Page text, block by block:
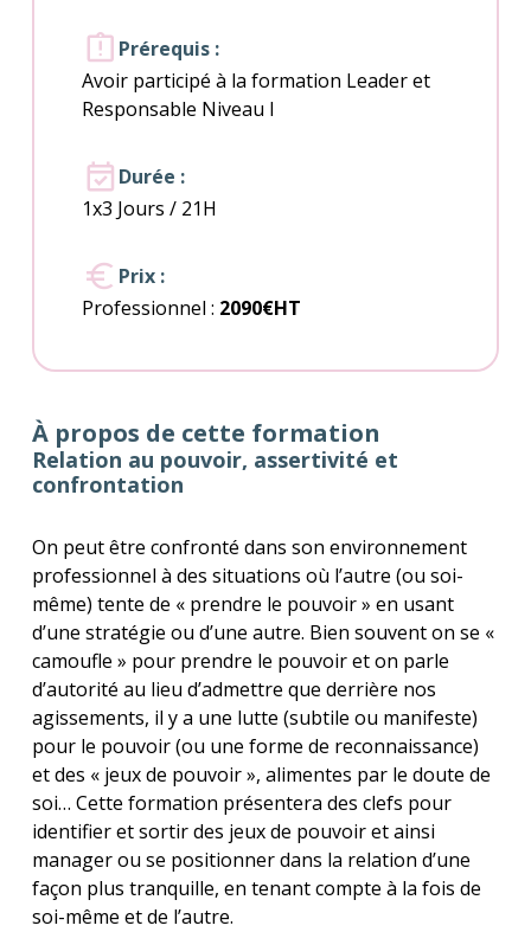
Prérequis :
Avoir participé à la formation Leader et
Responsable Niveau I
Durée :
1x3 Jours / 21H
Prix :
Professionnel : 2090€HT
À propos de cette formation
Relation au pouvoir, assertivité et
confrontation
On peut être confronté dans son environnement
professionnel à des situations où l’autre (ou soi-
même) tente de « prendre le pouvoir » en usant
d’une stratégie ou d’une autre. Bien souvent on se «
camoufle » pour prendre le pouvoir et on parle
d’autorité au lieu d’admettre que derrière nos
agissements, il y a une lutte (subtile ou manifeste)
pour le pouvoir (ou une forme de reconnaissance)
et des « jeux de pouvoir », alimentes par le doute de
soi… Cette formation présentera des clefs pour
identifier et sortir des jeux de pouvoir et ainsi
manager ou se positionner dans la relation d’une
façon plus tranquille, en tenant compte à la fois de
soi-même et de l’autre.